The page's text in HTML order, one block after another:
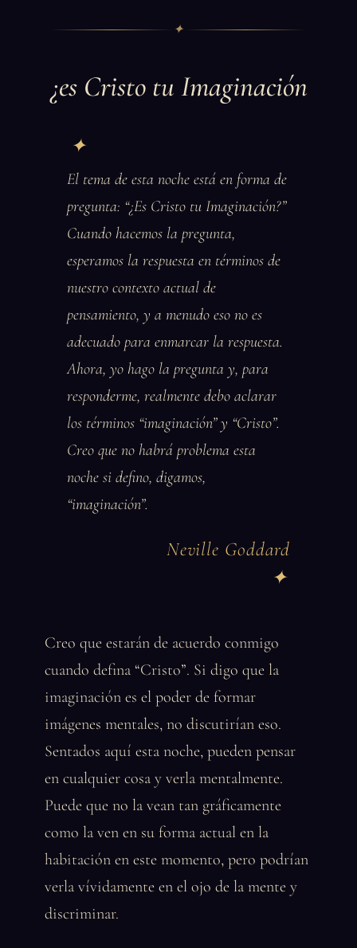
✦
¿es Cristo tu Imaginación
El tema de esta noche está en forma de
pregunta: “¿Es Cristo tu Imaginación?”
Cuando hacemos la pregunta,
esperamos la respuesta en términos de
nuestro contexto actual de
pensamiento, y a menudo eso no es
adecuado para enmarcar la respuesta.
Ahora, yo hago la pregunta y, para
responderme, realmente debo aclarar
los términos “imaginación” y “Cristo”.
Creo que no habrá problema esta
noche si defino, digamos,
“imaginación”.
Neville Goddard
Creo que estarán de acuerdo conmigo
cuando defina “Cristo”. Si digo que la
imaginación es el poder de formar
imágenes mentales, no discutirían eso.
Sentados aquí esta noche, pueden pensar
en cualquier cosa y verla mentalmente.
Puede que no la vean tan gráficamente
como la ven en su forma actual en la
habitación en este momento, pero podrían
verla vívidamente en el ojo de la mente y
discriminar.